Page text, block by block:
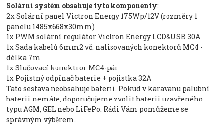
Solární systém obsahuje tyto komponenty:
2x Solární panel Victron Energy 175Wp/12V (rozměry 1
panelu 1485x668x30mm)
1x PWM solární regulátor Victron Energy LCD&USB 30A
1x Sada kabelů 6mm2 vč. nalisovaných konektorů MC4 -
délka 7m
1x Slučovací konektror MC4-pár
1x Pojistný odpínač baterie + pojistka 32A
Tato sestava neobsahuje baterii. Pokud v karavanu palubní
baterii nemáte, doporučujeme zvolit baterii uzavřeného
typu AGM, GEL nebo LiFePo. Rádi Vám pomůžeme se
správným výběrem.